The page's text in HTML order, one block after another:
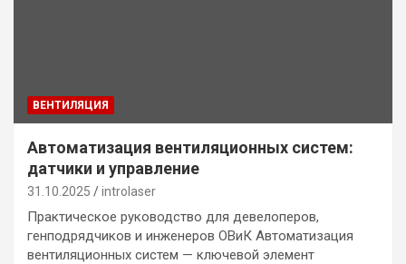
ВЕНТИЛЯЦИЯ
Автоматизация вентиляционных систем:
датчики и управление
31.10.2025 introlaser
Практическое руководство для девелоперов,
генподрядчиков и инженеров ОВиК Автоматизация
вентиляционных систем — ключевой элемент